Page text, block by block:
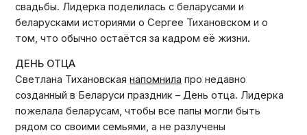
свадьбы. Лидерка поделилась с беларусами и
беларусками историями о Сергее Тихановском и о
том, что обычно остаётся за кадром её жизни.
ДЕНЬ ОТЦА
Светлана Тихановскаянапомнила про недавно
созданный в Беларуси праздник – День отца. Лидерка
пожелала беларусам, чтобы все папы могли быть
рядом со своими семьями, а не разлучены